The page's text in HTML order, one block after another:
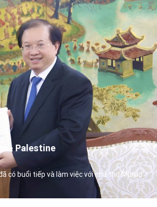
- Palestine
có buổi tiếp và làm việc với nhà thơ Murad